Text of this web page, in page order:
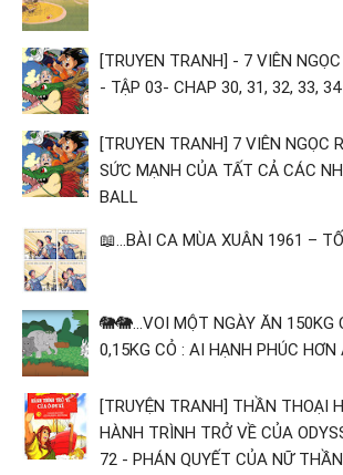
[TRUYEN TRANH] - 7 VIÊN
- TẬP 03- CHAP 30, 31, 32, 33, 34
[TRUYEN TRANH] 7 VIÊN NGỌC
SỨC MẠNH CỦA TẤT CẢ CÁC
BALL
📖...BÀI CA MÙA XUÂN 1961 –
🐘🐘...VOI MỘT NGÀY ĂN 150KG
0,15KG CỎ : AI HẠNH PHÚC HƠN
[TRUYỆN TRANH] THẦN THOẠI
HÀNH TRÌNH TRỞ VỀ CỦA
72 - PHÁN QUYẾT CỦA NỮ